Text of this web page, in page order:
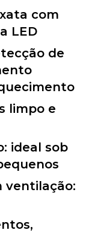
com
LED
de
limpo e
ideal sob
ventilação: